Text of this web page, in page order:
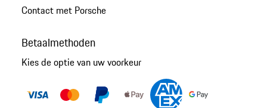
Contact met Porsche
Betaalmethoden
Kies de optie van uw voorkeur